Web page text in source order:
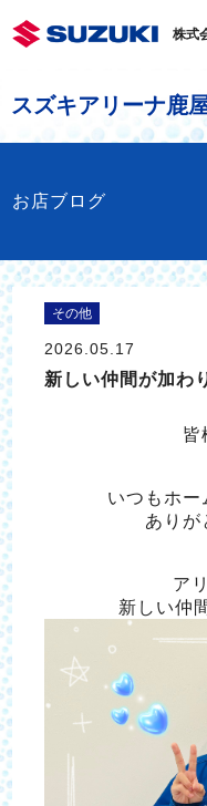
株式
スズキアリーナ鹿
お店ブログ
その他
2026.05.17
新しい仲間が加わ
皆
いつもホー
ありが
ア
新しい仲